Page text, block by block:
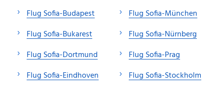
Flug Sofia-Budapest
Flug Sofia-Bukarest
Flug Sofia-Dortmund
Flug Sofia-Eindhoven
Flug Sofia-München
Flug Sofia-Nürnberg
Flug Sofia-Prag
Flug Sofia-Stockholm